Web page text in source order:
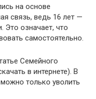
на основе
связь, ведь 16 лет —
Это означает, что
самостоятельно.
Семейного
в интернете). В
только уволить